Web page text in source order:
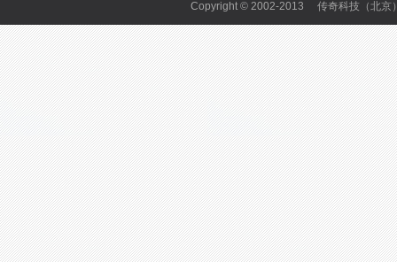
Copyright © 2002-2013 传奇科技（北京